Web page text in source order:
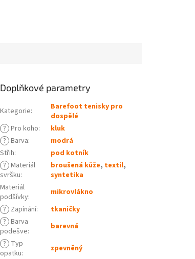
Doplňkové parametry
Kategorie:
Barefoot tenisky pro
dospělé
? Pro koho:
kluk
? Barva:
modrá
Střih:
pod kotník
? Materiál
svršku:
broušená kůže, textil,
syntetika
Materiál
podšívky:
mikrovlákno
? Zapínání:
tkaničky
? Barva
podešve:
barevná
? Typ
opatku:
zpevněný